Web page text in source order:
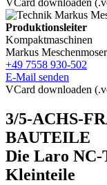
VCard downloaden
Produktionsleiter
Kompaktmaschinen
Markus Meschenmoser
+49 7558 930-502
E-Mail senden
VCard downloaden
3/5-ACHS-
BAUTEILE
Die Laro NC-
Kleinteile